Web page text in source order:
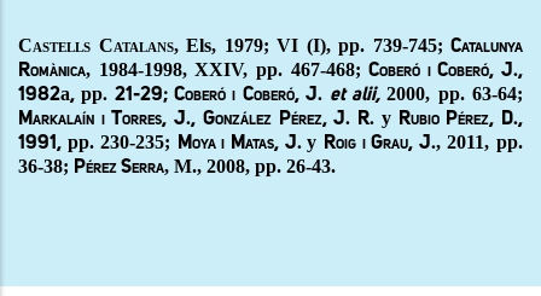
Castells Catalans, Els, 1979; VI (I), pp. 739-745; Catalunya
Romànica, 1984-1998, XXIV, pp. 467-468;Coberó i Coberó, J.,
1982a,pp. 21-29; Coberó i Coberó, J. et alii, 2000, pp. 63-64;
Markalaín i Torres, J., González Pérez, J. R. yRubio Pérez, D.,
1991, pp. 230-235; Moya i Matas, J.y Roig i Grau, J., 2011, pp.
36-38; Pérez Serra, M., 2008, pp. 26-43.